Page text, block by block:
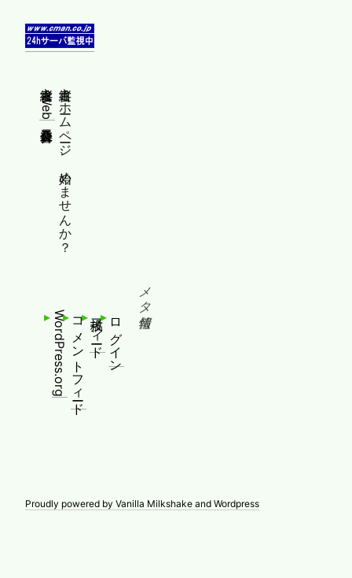
縦書きホームページ、始めませんか？
縦書きWeb普及委員会
メタ情報
ログイン
投稿フィード
コメントフィード
WordPress.org
Proudly powered by Vanilla Milkshake and Wordpress